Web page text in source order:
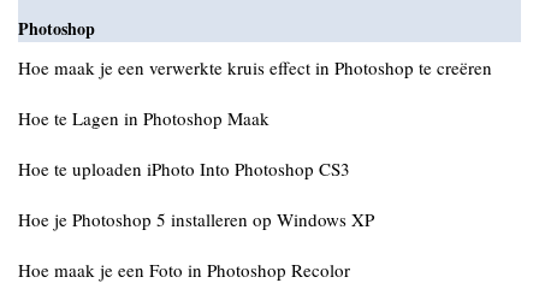
Photoshop
Hoe maak je een verwerkte kruis effect in Photoshop te creëren
Hoe te Lagen in Photoshop Maak
Hoe te uploaden iPhoto Into Photoshop CS3
Hoe je Photoshop 5 installeren op Windows XP
Hoe maak je een Foto in Photoshop Recolor